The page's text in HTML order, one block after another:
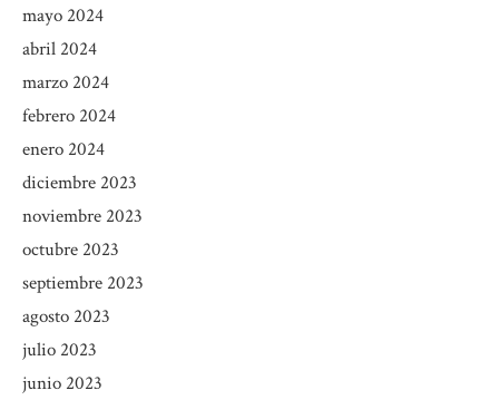
mayo 2024
abril 2024
marzo 2024
febrero 2024
enero 2024
diciembre 2023
noviembre 2023
octubre 2023
septiembre 2023
agosto 2023
julio 2023
junio 2023